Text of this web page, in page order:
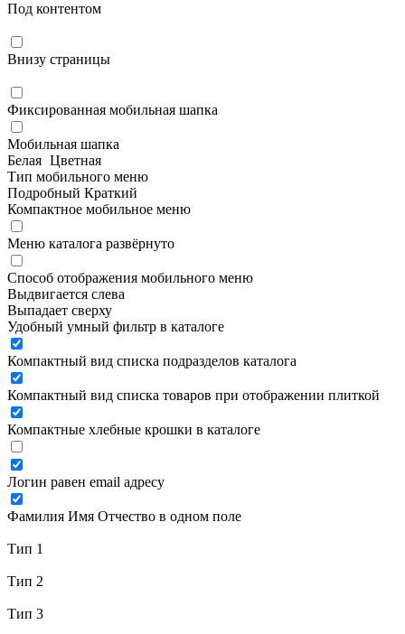
Под контентом
Внизу страницы
Фиксированная мобильная шапка
Мобильная шапка
Белая Цветная
Тип мобильного меню
Подробный Краткий
Компактное мобильное меню
Меню каталога развёрнуто
Способ отображения мобильного меню
Выдвигается слева
Выпадает сверху
Удобный умный фильтр в каталоге
Компактный вид списка подразделов каталога
Компактный вид списка товаров при отображении плиткой
Компактные хлебные крошки в каталоге
Логин равен email адресу
Фамилия Имя Отчество в одном поле
Тип 1
Тип 2
Тип 3